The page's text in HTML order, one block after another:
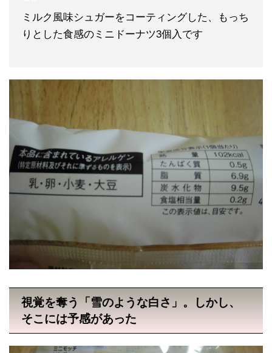
ミルク風味シュガーをコーティングした、もっち
りとした食感のミニドーナツ3個入です
視覚を奪う「雪のような白さ」。しかし、
そこには予感があった